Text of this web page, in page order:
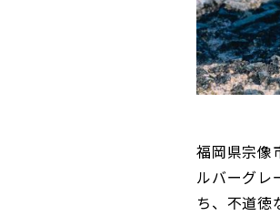
福岡県宗像
ルバーグレ
ち、不道徳